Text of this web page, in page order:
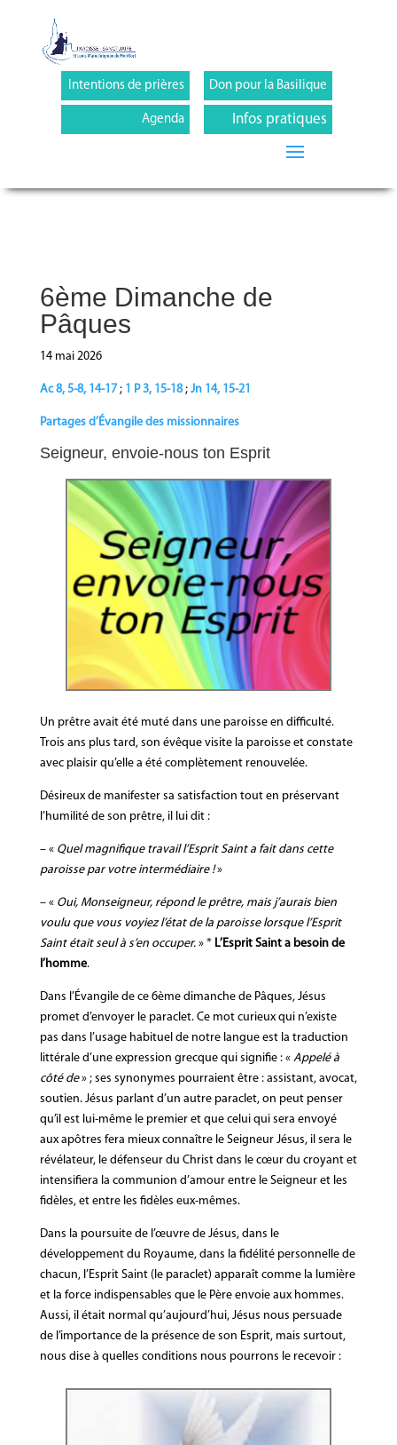
Intentions de prières
Agenda
Don pour la Basilique
Infos pratiques
6ème Dimanche de
Pâques
14 mai 2026
Ac 8, 5-8, 14-17; 1 P 3, 15-18; Jn 14, 15-21
Partages d’Évangile des missionnaires
Seigneur, envoie-nous ton Esprit
Un prêtre avait été muté dans une paroisse en difficulté.
Trois ans plus tard, son évêque visite la paroisse et constate
avec plaisir qu’elle a été complètement renouvelée.
Désireux de manifester sa satisfaction tout en préservant
l’humilité de son prêtre, il lui dit :
– « Quel magnifique travail l’Esprit Saint a fait dans cette
paroisse par votre intermédiaire !»
– « Oui, Monseigneur, répond le prêtre, mais j’aurais bien
voulu que vous voyiez l’état de la paroisse lorsque l’Esprit
Saint était seul à s’en occuper.» * L’Esprit Saint a besoin de
l’homme.
Dans l’Évangile de ce 6ème dimanche de Pâques, Jésus
promet d’envoyer le paraclet. Ce mot curieux qui n’existe
pas dans l’usage habituel de notre langue est la traduction
littérale d’une expression grecque qui signifie : « Appelé à
côté de» ; ses synonymes pourraient être : assistant, avocat,
soutien. Jésus parlant d’un autre paraclet, on peut penser
qu’il est lui-même le premier et que celui qui sera envoyé
aux apôtres fera mieux connaître le Seigneur Jésus, il sera le
révélateur, le défenseur du Christ dans le cœur du croyant et
intensifiera la communion d’amour entre le Seigneur et les
fidèles, et entre les fidèles eux-mêmes.
Dans la poursuite de l’œuvre de Jésus, dans le
développement du Royaume, dans la fidélité personnelle de
chacun, l’Esprit Saint (le paraclet) apparaît comme la lumière
et la force indispensables que le Père envoie aux hommes.
Aussi, il était normal qu’aujourd’hui, Jésus nous persuade
de l’importance de la présence de son Esprit, mais surtout,
nous dise à quelles conditions nous pourrons le recevoir :